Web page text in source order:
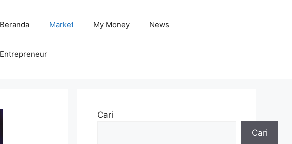
Beranda Market My Money News
Entrepreneur
Cari
Cari